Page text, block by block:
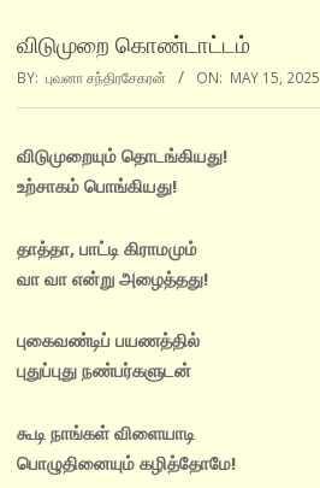
விடுமுறை கொண்டாட்டம்
BY: புவனா சந்திரசேகரன் ON: MAY 15, 2025
விடுமுறையும் தொடங்கியது!
உற்சாகம் பொங்கியது!
தாத்தா, பாட்டி கிராமமும்
வா வா என்று அழைத்தது!
புகைவண்டிப் பயணத்தில்
புதுப்புது நண்பர்களுடன்
கூடி நாங்கள் விளையாடி
பொழுதினையும் கழித்தோமே!